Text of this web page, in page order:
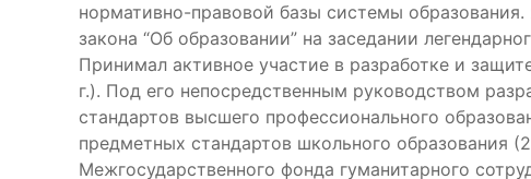
нормативно-правовой базы системы
закона “Об образовании” на заседании
Принимал активное участие в разработке и
г.). Под его непосредственным руководством
стандартов высшего профессионального
предметных стандартов школьного образования
Межгосударственного фонда гуманитарного